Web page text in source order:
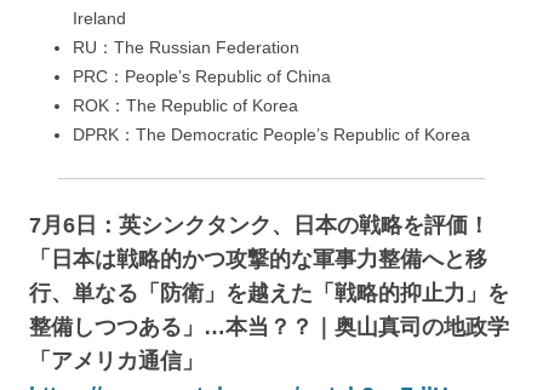
Ireland
RU：The Russian Federation
PRC：People’s Republic of China
ROK：The Republic of Korea
DPRK：The Democratic People’s Republic of Korea
7月6日：英シンクタンク、日本の戦略を評価！
「日本は戦略的かつ攻撃的な軍事力整備へと移
行、単なる「防衛」を越えた「戦略的抑止力」を
整備しつつある」…本当？？｜奥山真司の地政学
「アメリカ通信」